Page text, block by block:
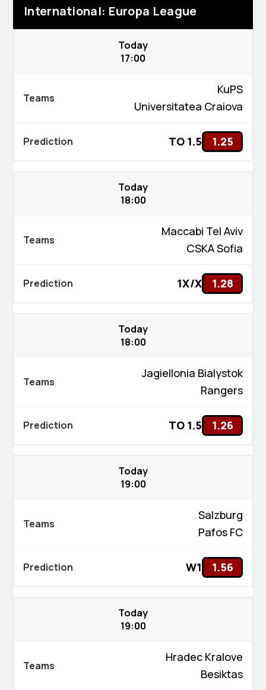
International: Europa League
Today
17:00
KuPS
Universitatea Craiova
TO 1.5 1.25
Today
18:00
Maccabi Tel Aviv
CSKA Sofia
1X/X 1.28
Today
18:00
Jagiellonia Bialystok
Rangers
TO 1.5 1.26
Today
19:00
Salzburg
Pafos FC
W1 1.56
Today
19:00
Hradec Kralove
Besiktas